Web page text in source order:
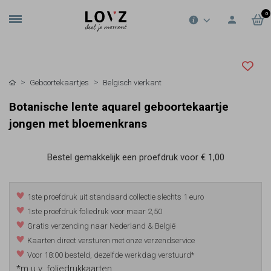
0
Geboortekaartjes Belgisch vierkant
Botanische lente aquarel geboortekaartje
jongen met bloemenkrans
Bestel gemakkelijk een proefdruk voor € 1,00
1ste proefdruk uit standaard collectie slechts 1 euro
1ste proefdruk foliedruk voor maar 2,50
Gratis verzending naar Nederland & België
Kaarten direct versturen met onze verzendservice
Voor 18:00 besteld, dezelfde werkdag verstuurd*
*m.u.v. foliedrukkaarten